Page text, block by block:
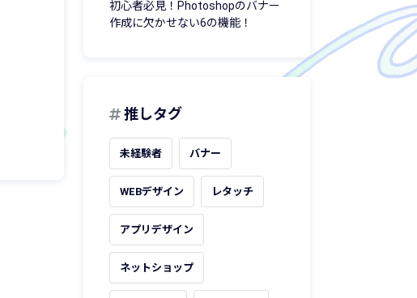
初心者必見！Photoshopのバナー
作成に欠かせない6の機能！
推しタグ
未経験者 バナー
WEBデザイン レタッチ
アプリデザイン
ネットショップ